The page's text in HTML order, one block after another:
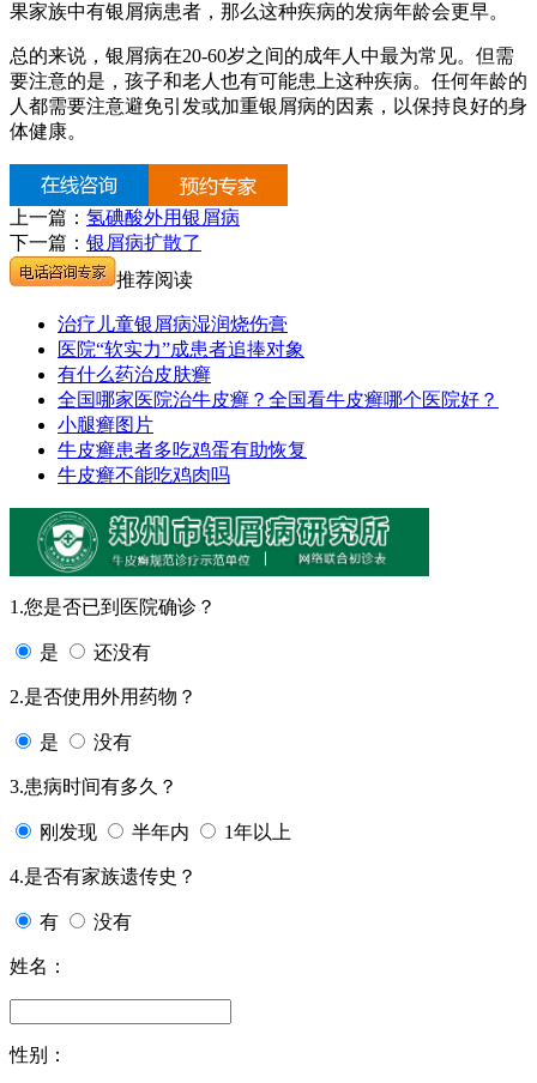
果家族中有银屑病患者，那么这种疾病的发病年龄会更早。
总的来说，银屑病在20-60岁之间的成年人中最为常见。但需
要注意的是，孩子和老人也有可能患上这种疾病。任何年龄的
人都需要注意避免引发或加重银屑病的因素，以保持良好的身
体健康。
上一篇： 氢碘酸外用银屑病
下一篇： 银屑病扩散了
推荐阅读
治疗儿童银屑病湿润烧伤膏
医院“软实力”成患者追捧对象
有什么药治皮肤癣
全国哪家医院治牛皮癣？全国看牛皮癣哪个医院好？
小腿癣图片
牛皮癣患者多吃鸡蛋有助恢复
牛皮癣不能吃鸡肉吗
1.您是否已到医院确诊？
是 还没有
2.是否使用外用药物？
是 没有
3.患病时间有多久？
刚发现 半年内 1年以上
4.是否有家族遗传史？
有 没有
姓名：
性别：